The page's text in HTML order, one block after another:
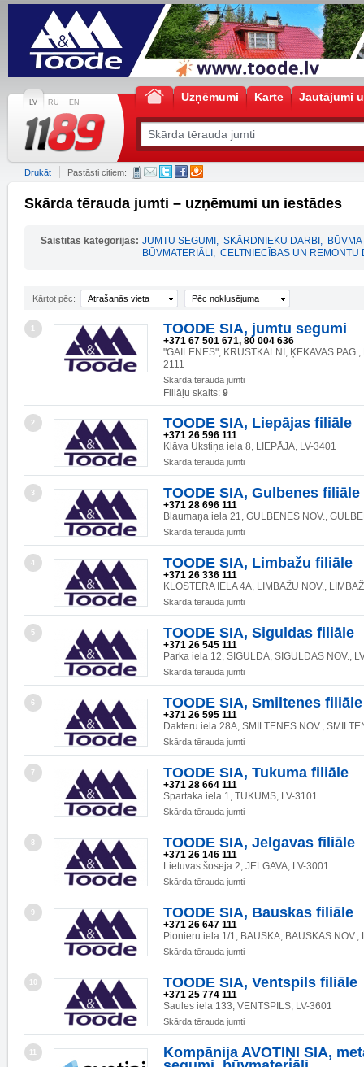
LV RU EN Uzņēmumi Karte Jautājumi
Drukāt Pastāsti citiem:
Skārda tērauda jumti – uzņēmumi un iestādes
Saistītās kategorijas: JUMTU SEGUMI , SKĀRDNIEKU DARBI ,
BŪVMATERIĀLI , CELTNIECĪBAS UN REMONTU
Kārtot pēc: Atrašanās vieta Pēc noklusējuma
1 TOODE SIA, jumtu segumi
+371 67 501 671, 80 004 636
"GAILENES", KRUSTKALNI, ĶEKAVAS PAG.,
2111
Skārda tērauda jumti
Filiāļu skaits: 9
2 TOODE SIA, Liepājas filiāle
+371 26 596 111
Klāva Ukstiņa iela 8, LIEPĀJA, LV-3401
Skārda tērauda jumti
3 TOODE SIA, Gulbenes filiāle
+371 28 696 111
Blaumaņa iela 21, GULBENES NOV.,
Skārda tērauda jumti
4 TOODE SIA, Limbažu filiāle
+371 26 336 111
KLOSTERA IELA 4A, LIMBAŽU NOV.,
Skārda tērauda jumti
5 TOODE SIA, Siguldas filiāle
+371 26 545 111
Parka iela 12, SIGULDA, SIGULDAS NOV.,
Skārda tērauda jumti
6 TOODE SIA, Smiltenes filiāle
+371 26 595 111
Dakteru iela 28A, SMILTENES NOV.,
Skārda tērauda jumti
7 TOODE SIA, Tukuma filiāle
+371 28 664 111
Spartaka iela 1, TUKUMS, LV-3101
Skārda tērauda jumti
8 TOODE SIA, Jelgavas filiāle
+371 26 146 111
Lietuvas šoseja 2, JELGAVA, LV-3001
Skārda tērauda jumti
9 TOODE SIA, Bauskas filiāle
+371 26 647 111
Pionieru iela 1/1, BAUSKA, BAUSKAS NOV.,
Skārda tērauda jumti
10 TOODE SIA, Ventspils filiāle
+371 25 774 111
Saules iela 133, VENTSPILS, LV-3601
Skārda tērauda jumti
11
Kompānija AVOTIŅI SIA,